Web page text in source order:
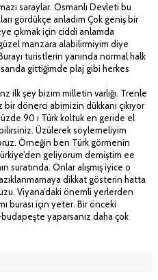
saraylar. Osmanlı Devleti bu
gördükçe anladım Çok geniş bir
çıkmak için ciddi anlamda
manzara alabilirmiyim diye
turistlerin yanında normal halk
gittiğimde plaj gibi herkes
ilk şey bizim milletin varlığı. Trenle
dönerci abimizin dükkanı çıkıyor
90 ı Türk koltuk en geride el
Üzülerek söylemeliyim
Örneğin ben Türk görmenin
geliyorum demiştim ee
suratında. Onlar alışmış iyice o
dikkat gösterin hatta
Viyana’daki önemli yerlerden
burası için yeter. Bir önceki
yaparsanız daha çok